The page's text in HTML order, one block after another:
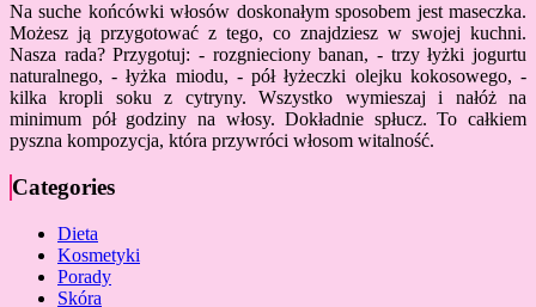
Na suche końcówki włosów doskonałym sposobem jest maseczka.
Możesz ją przygotować z tego, co znajdziesz w swojej kuchni.
Nasza rada? Przygotuj: - rozgnieciony banan, - trzy łyżki jogurtu
naturalnego, - łyżka miodu, - pół łyżeczki olejku kokosowego, -
kilka kropli soku z cytryny. Wszystko wymieszaj i nałóż na
minimum pół godziny na włosy. Dokładnie spłucz. To całkiem
pyszna kompozycja, która przywróci włosom witalność.
Categories
Dieta
Kosmetyki
Porady
Skóra